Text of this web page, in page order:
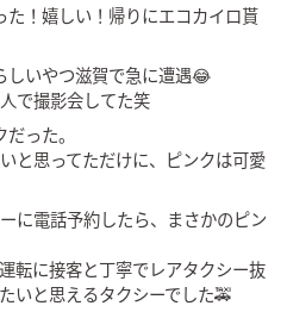
！嬉しい！帰りにエコカイロ貰
しいやつ滋賀で急に遭遇😂
で撮影会してた笑
った。
と思ってただけに、ピンクは可愛
に電話予約したら、まさかのピン
転に接客と丁寧でレアタクシー抜
いと思えるタクシーでした🚕